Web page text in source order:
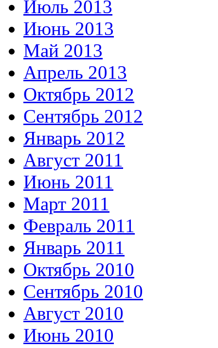
Июль 2013
Июнь 2013
Май 2013
Апрель 2013
Октябрь 2012
Сентябрь 2012
Январь 2012
Август 2011
Июнь 2011
Март 2011
Февраль 2011
Январь 2011
Октябрь 2010
Сентябрь 2010
Август 2010
Июнь 2010